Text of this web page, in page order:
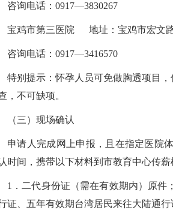
咨询电话：0917—3830267
宝鸡市第三医院 地址：宝鸡市宏文
咨询电话：0917—3416570
特别提示：怀孕人员可免做胸透项目
，不可缺项。
（三）现场确认
申请人完成网上申报，且在指定医院
时间，携带以下材料到市教育中心传
1．二代身份证（需在有效期内）原
证、五年有效期台湾居民来往大陆通行